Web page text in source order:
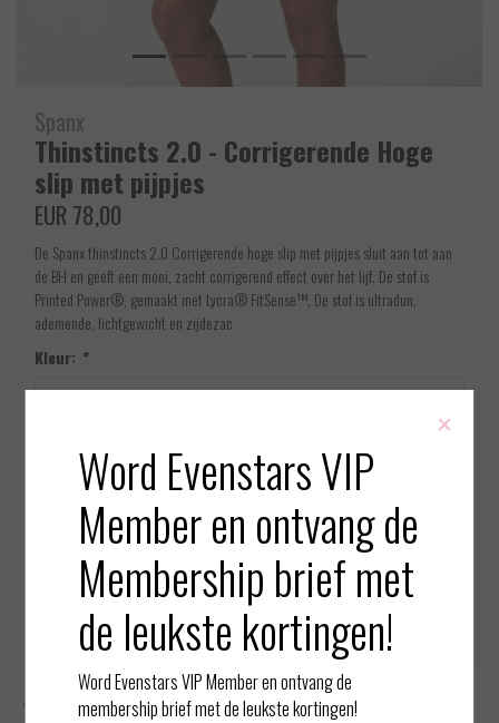
Spanx
Thinstincts 2.0 - Corrigerende Hoge
slip met pijpjes
EUR 78,00
De Spanx thinstincts 2.0 Corrigerende hoge slip met pijpjes sluit aan tot aan
de BH en geeft een mooi, zacht corrigerend effect over het lijf. De stof is
Printed Power®, gemaakt met Lycra® FitSense™. De stof is ultradun,
ademende, lichtgewicht en zijdezac
Kleur: *
*
Toevoegen aan winkelwagen
Meer informatie?Neem contact op over dit product
×
Word Evenstars VIP
Member en ontvang de
Membership brief met
de leukste kortingen!
Word Evenstars VIP Member en ontvang de
membership brief met de leukste kortingen!